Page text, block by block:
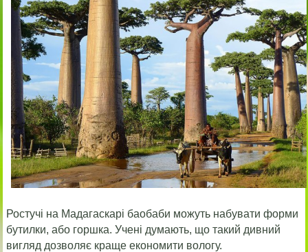
Ростучі на Мадагаскарі баобаби можуть набувати форми
бутилки, або горшка. Учені думають, що такий дивний
вигляд дозволяє краще економити вологу.